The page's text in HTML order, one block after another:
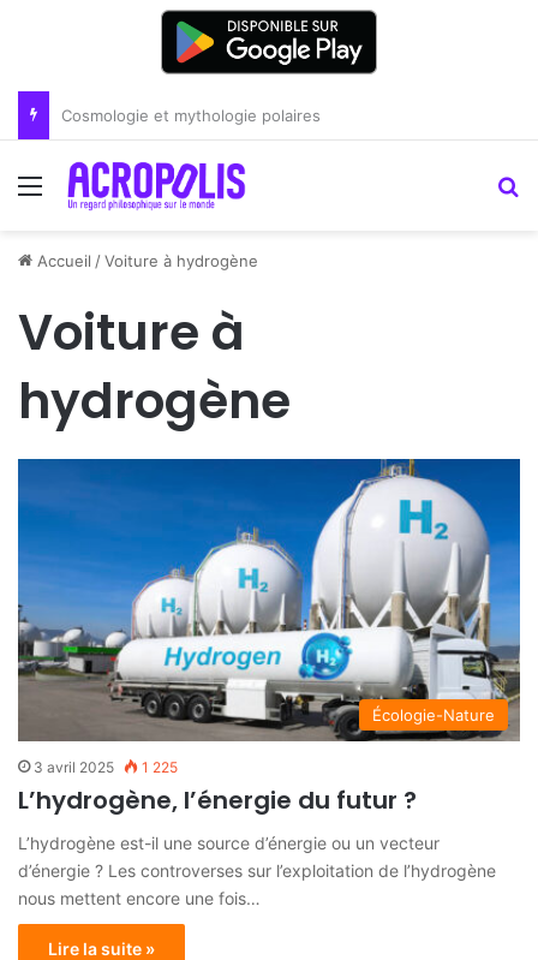
Renoir : la peinture comme un art du lien
Menu
Accueil /Voiture à hydrogène
Voiture à
hydrogène
Écologie-Nature
3 avril 2025 1 225
L’hydrogène, l’énergie du futur ?
L’hydrogène est-il une source d’énergie ou un vecteur
d’énergie ? Les controverses sur l’exploitation de l’hydrogène
nous mettent encore une fois…
Lire la suite »